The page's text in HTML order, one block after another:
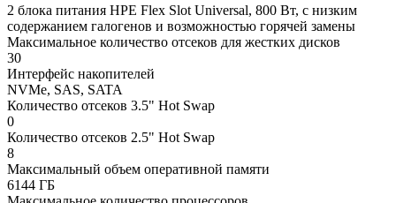
2 блока питания HPE Flex Slot Universal, 800 Вт, с низким
содержанием галогенов и возможностью горячей замены
Максимальное количество отсеков для жестких дисков
30
Интерфейс накопителей
NVMe, SAS, SATA
Количество отсеков 3.5" Hot Swap
0
Количество отсеков 2.5" Hot Swap
8
Максимальный объем оперативной памяти
6144 ГБ